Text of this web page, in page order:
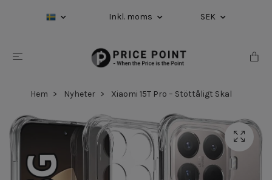
Inkl. moms SEK
Hem Nyheter Xiaomi 15T Pro – Stöttåligt Skal